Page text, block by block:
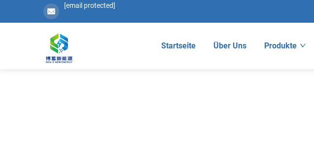
[email protected]
Startseite Über Uns Produkte